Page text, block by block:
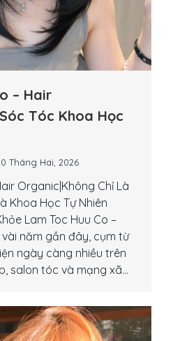
– Hair
Tóc Khoa Học
Tháng Hai, 2026
Organic|Không Chỉ Là
Khoa Học Tự Nhiên
Lam Toc Huu Co –
năm gần đây, cụm từ
ngày càng nhiều trên
salon tóc và mạng xã…